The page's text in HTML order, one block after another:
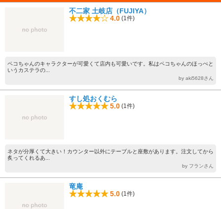
不二家 土岐店（FUJIYA）
4.0 (1件)
ペコちゃんのキャラクターが可愛くて店内も可愛いです。私はペコちゃんのほっぺと
いうカステラの...
by aki5628さん
すし処おくむら
5.0 (1件)
ネタが分厚くて大きい！カウンター以外にテーブルと座敷があります。注文してから
炙ってくれるあ...
by フランさん
竜庵
5.0 (1件)